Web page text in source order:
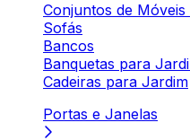
Conjuntos de
Sofás
Bancos
Banquetas para
Cadeiras para Jardim
Portas e Janelas